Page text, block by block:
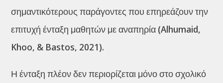
σημαντικότερους παράγοντες που επηρεάζουν την
επιτυχή ένταξη μαθητών με αναπηρία (Alhumaid,
Khoo, & Bastos, 2021).
Η ένταξη πλέον δεν περιορίζεται μόνο στο σχολικό